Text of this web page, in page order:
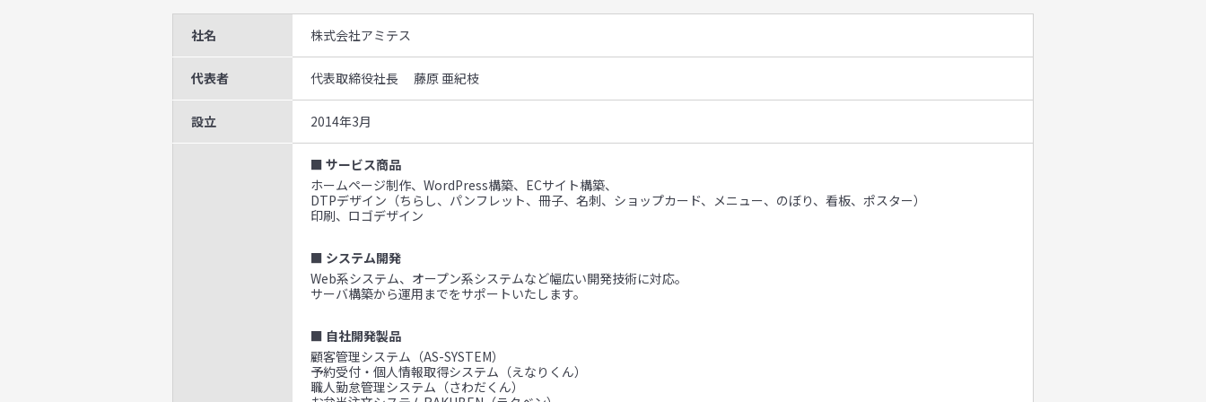
社名 株式会社アミテス
代表者 代表取締役社長 藤原 亜紀枝
設立 2014年3月
■ サービス商品
ホームページ制作、WordPress構築、ECサイト構築、
DTPデザイン（ちらし、パンフレット、冊子、名刺、ショップカード、メニュー、のぼり、看板、ポスター）
印刷、ロゴデザイン
■ システム開発
Web系システム、オープン系システムなど幅広い開発技術に対応。
サーバ構築から運用までをサポートいたします。
■ 自社開発製品
顧客管理システム（AS-SYSTEM）
予約受付・個人情報取得システム（えなりくん）
職人勤怠管理システム（さわだくん）